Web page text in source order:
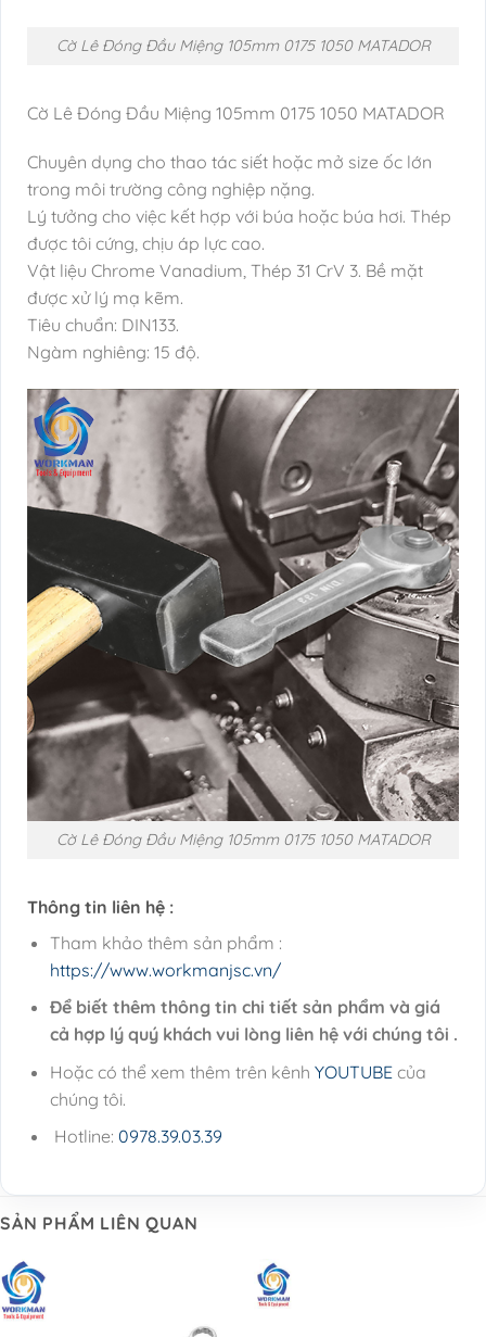
Cờ Lê Đóng Đầu Miệng 105mm 0175 1050 MATADOR
Cờ Lê Đóng Đầu Miệng 105mm 0175 1050 MATADOR
Chuyên dụng cho thao tác siết hoặc mở size ốc lớn
trong môi trường công nghiệp nặng.
Lý tưởng cho việc kết hợp với búa hoặc búa hơi. Thép
được tôi cứng, chịu áp lực cao.
Vật liệu Chrome Vanadium, Thép 31 CrV 3. Bề mặt
được xử lý mạ kẽm.
Tiêu chuẩn: DIN133.
Ngàm nghiêng: 15 độ.
Cờ Lê Đóng Đầu Miệng 105mm 0175 1050 MATADOR
Thông tin liên hệ :
Tham khảo thêm sản phẩm :
https://www.workmanjsc.vn/
Để biết thêm thông tin chi tiết sản phẩm và giá
cả hợp lý quý khách vui lòng liên hệ với chúng tôi .
Hoặc có thể xem thêm trên kênh YOUTUBEcủa
chúng tôi.
Hotline: 0978.39.03.39
SẢN PHẨM LIÊN QUAN